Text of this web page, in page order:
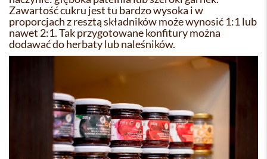
Zawartość cukru jest tu bardzo wysoka i w
proporcjach z resztą składników może wynosić 1:1 lub
nawet 2:1. Tak przygotowane konfitury można
dodawać do herbaty lub naleśników.